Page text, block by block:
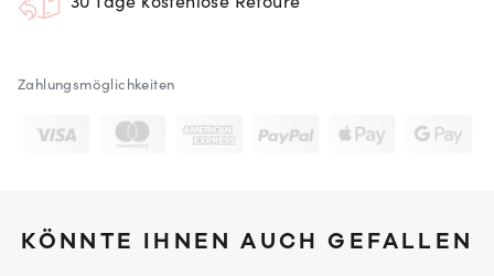
Zahlungsmöglichkeiten
KÖNNTE IHNEN AUCH GEFALLEN